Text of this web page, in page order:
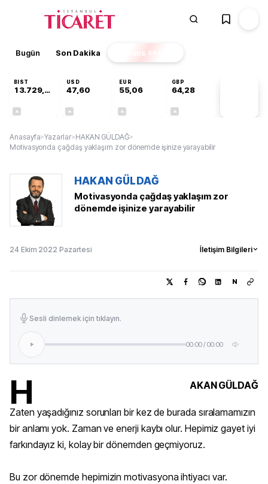
Bugün Son Dakika Finans EKSTRA
BIST
13.729,65
USD
47,60
EUR
55,06
GBP
64,28
Anasayfa>Yazarlar>HAKAN GÜLDAĞ>
Motivasyonda çağdaş yaklaşım zor dönemde işinize yarayabilir
HAKAN GÜLDAĞ
Motivasyonda çağdaş yaklaşım zor
dönemde işinize yarayabilir
24 Ekim 2022 Pazartesi İletişim Bilgileri
N
Sesli dinlemek için tıklayın.
00:00/00:00
H AKAN GÜLDAĞ
Zaten yaşadığınız sorunları bir kez de burada sıralamamızın
bir anlamı yok. Zaman ve enerji kaybı olur. Hepimiz gayet iyi
farkındayız ki, kolay bir dönemden geçmiyoruz.
Bu zor dönemde hepimizin motivasyona ihtiyacı var.